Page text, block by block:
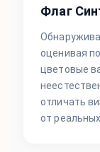
Флаг
оценивая
цветовые
отличать
от